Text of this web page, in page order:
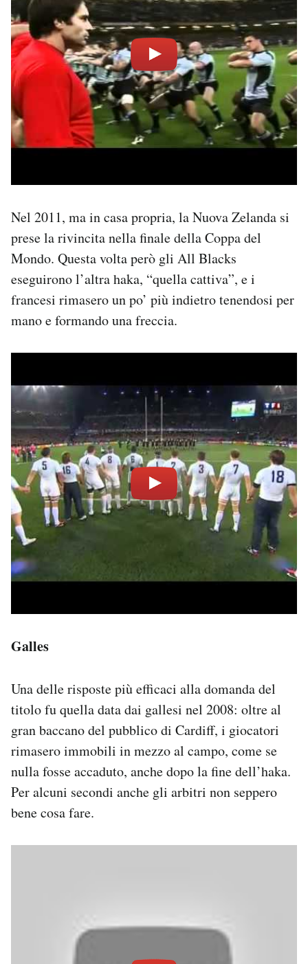
Nel 2011, ma in casa propria, la Nuova Zelanda si
prese la rivincita nella finale della Coppa del
Mondo. Questa volta però gli All Blacks
eseguirono l’altra haka, “quella cattiva”, e i
francesi rimasero un po’ più indietro tenendosi per
mano e formando una freccia.
Galles
Una delle risposte più efficaci alla domanda del
titolo fu quella data dai gallesi nel 2008: oltre al
gran baccano del pubblico di Cardiff, i giocatori
rimasero immobili in mezzo al campo, come se
nulla fosse accaduto, anche dopo la fine dell’haka.
Per alcuni secondi anche gli arbitri non seppero
bene cosa fare.